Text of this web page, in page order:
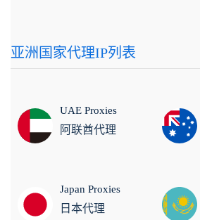
亚洲国家代理IP列表
UAE Proxies
阿联酋代理
Japan Proxies
日本代理